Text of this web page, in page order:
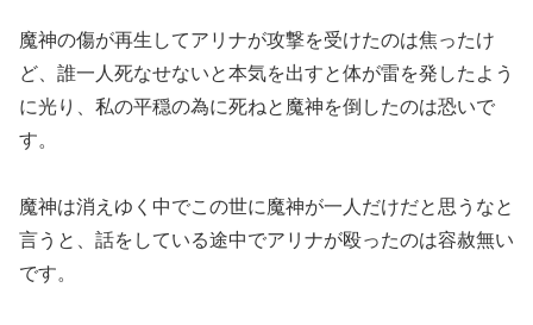
魔神の傷が再生してアリナが攻撃を受けたのは焦ったけ
ど、誰一人死なせないと本気を出すと体が雷を発したよう
に光り、私の平穏の為に死ねと魔神を倒したのは恐いで
す。
魔神は消えゆく中でこの世に魔神が一人だけだと思うなと
言うと、話をしている途中でアリナが殴ったのは容赦無い
です。